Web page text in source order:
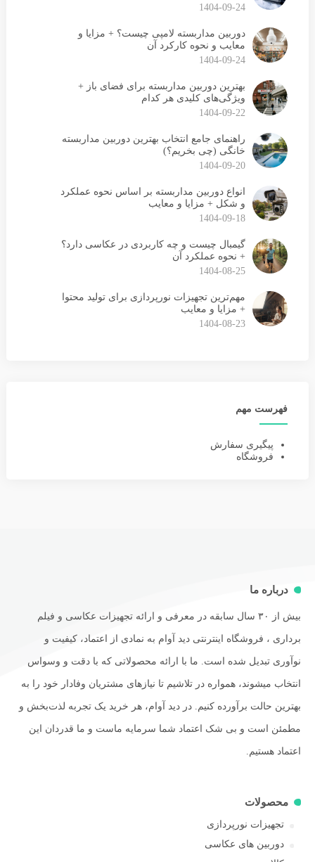
1404-09-24
دوربین مداربسته لامپی چیست؟ + مزایا و
معایب و نحوه کارکرد آن
1404-09-24
بهترین دوربین مداربسته برای فضای باز +
ویژگی‌های کلیدی هر کدام
1404-09-22
راهنمای جامع انتخاب بهترین دوربین مداربسته
خانگی (چی بخریم؟)
1404-09-20
انواع دوربین مداربسته بر اساس نحوه عملکرد
و شکل + مزایا و معایب
1404-09-18
گیمبال چیست و چه کاربردی در عکاسی دارد؟
+ نحوه عملکرد آن
1404-08-25
مهم‌ترین تجهیزات نورپردازی برای تولید محتوا
+ مزایا و معایب
1404-08-23
فهرست مهم
پیگیری سفارش
فروشگاه
درباره ما
بیش از ۳۰ سال سابقه در معرفی و ارائه تجهیزات عکاسی و فیلم
برداری ، فروشگاه اینترنتی دید آوام به نمادی از اعتماد، کیفیت و
نوآوری تبدیل شده است. ما با ارائه محصولاتی که با دقت و وسواس
انتخاب میشوند، همواره در تلاشیم تا نیازهای مشتریان وفادار خود را به
بهترین حالت برآورده کنیم. در دید آوام، هر خرید یک تجربه لذت‌بخش و
مطمئن است و بی شک اعتماد شما سرمایه ماست و ما قدردان این
اعتماد هستیم.
محصولات
تجهیزات نورپردازی
دوربین های عکاسی